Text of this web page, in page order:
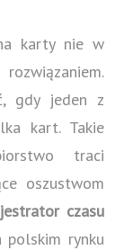
karty nie w
gdy jeden z
kart. Takie
traci
oszustwom
czasu
polskim rynku